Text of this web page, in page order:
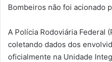
Bombeiros não foi acionado
A Polícia Rodoviária Federal
coletando dados dos
oficialmente na Unidade